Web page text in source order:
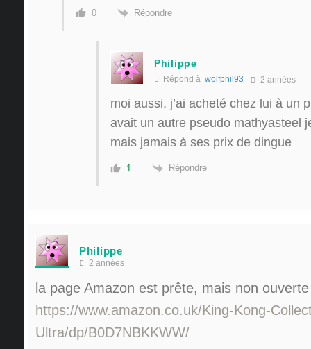
0 Répondre
Philippe
Répond à wolfphil93 2 années
moi aussi, j’ai acheté chez lui à un
avait un autre pseudo mathyasteel
mais jamais à ses prix de dingue
1 Répondre
Philippe
2 années
la page Amazon est prête, mais non
https://www.amazon.co.uk/King-Kong-
Ultra/dp/B0D7NBKKWW/